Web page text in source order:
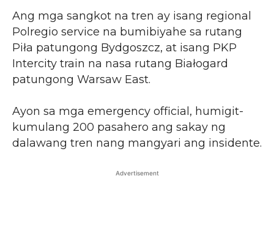
Ang mga sangkot na tren ay isang regional
Polregio service na bumibiyahe sa rutang
Piła patungong Bydgoszcz, at isang PKP
Intercity train na nasa rutang Białogard
patungong Warsaw East.
Ayon sa mga emergency official, humigit-
kumulang 200 pasahero ang sakay ng
dalawang tren nang mangyari ang insidente.
Advertisement